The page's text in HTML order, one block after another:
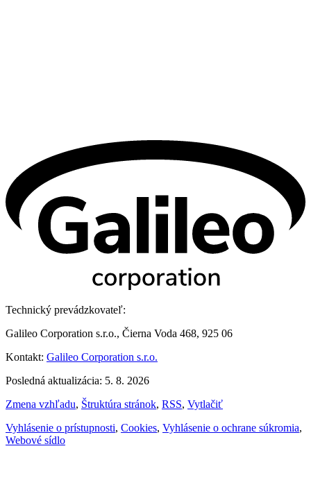
Technický prevádzkovateľ:
Galileo Corporation s.r.o., Čierna Voda 468, 925 06
Kontakt: Galileo Corporation s.r.o.
Posledná aktualizácia: 5. 8. 2026
Zmena vzhľadu, Štruktúra stránok, RSS, Vytlačiť
Vyhlásenie o prístupnosti, Cookies, Vyhlásenie o ochrane súkromia,
Webové sídlo